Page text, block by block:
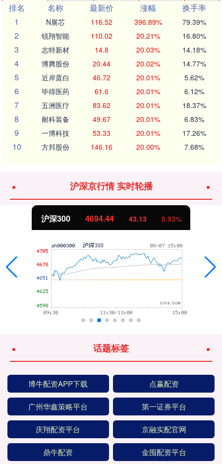
排名
名称 最新价 涨幅
换手率
1
N展芯 116.52 396.89% 79.39%
2 锐翔智能 110.02 20.21% 16.80%
3 志特新材 14.8 20.03% 14.18%
4 博腾股份 20.44 20.02% 14.77%
5 近岸蛋白 46.72 20.01% 5.62%
6 毕得医药 61.6 20.01% 6.12%
7 五洲医疗 83.62 20.01% 18.37%
8 耐科装备 49.67 20.01% 6.83%
9 一博科技 53.33 20.01% 17.26%
10 方邦股份 146.16 20.00% 7.68%
沪深京行情 实时轮播
沪深300 4694.44 43.13 0.93%
话题标签
博牛配资APP下载 点赢配资
广州华鑫策略平台 第一证券平台
庆翔配资平台 京融实配官网
鼎牛配资 金囤配资平台